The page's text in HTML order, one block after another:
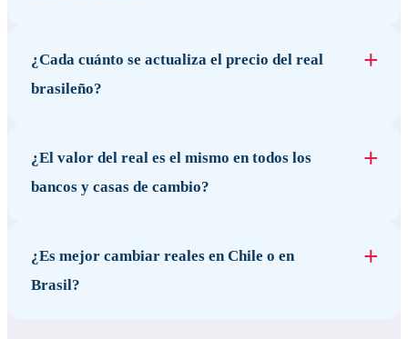
¿Cada cuánto se actualiza el precio del real
brasileño?
¿El valor del real es el mismo en todos los
bancos y casas de cambio?
¿Es mejor cambiar reales en Chile o en
Brasil?